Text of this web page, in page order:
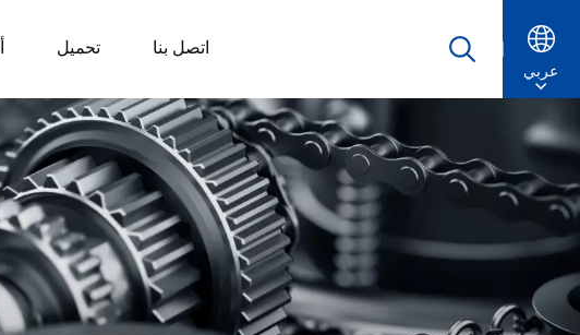
تحميل اتصل بنا
عربي
English
Português